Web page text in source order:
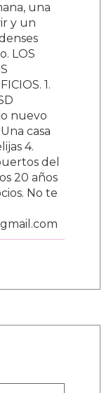
una
y un
LOS
1.
nuevo
casa
4.
del
20 años
No te